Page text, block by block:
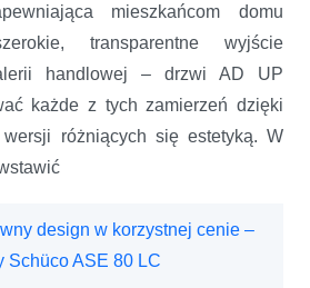
mieszkańcom domu
transparentne wyjście
handlowej – drzwi AD UP
każde z tych zamierzeń dzięki
różniących się estetyką. W
design w korzystnej cenie –
Schüco ASE 80 LC